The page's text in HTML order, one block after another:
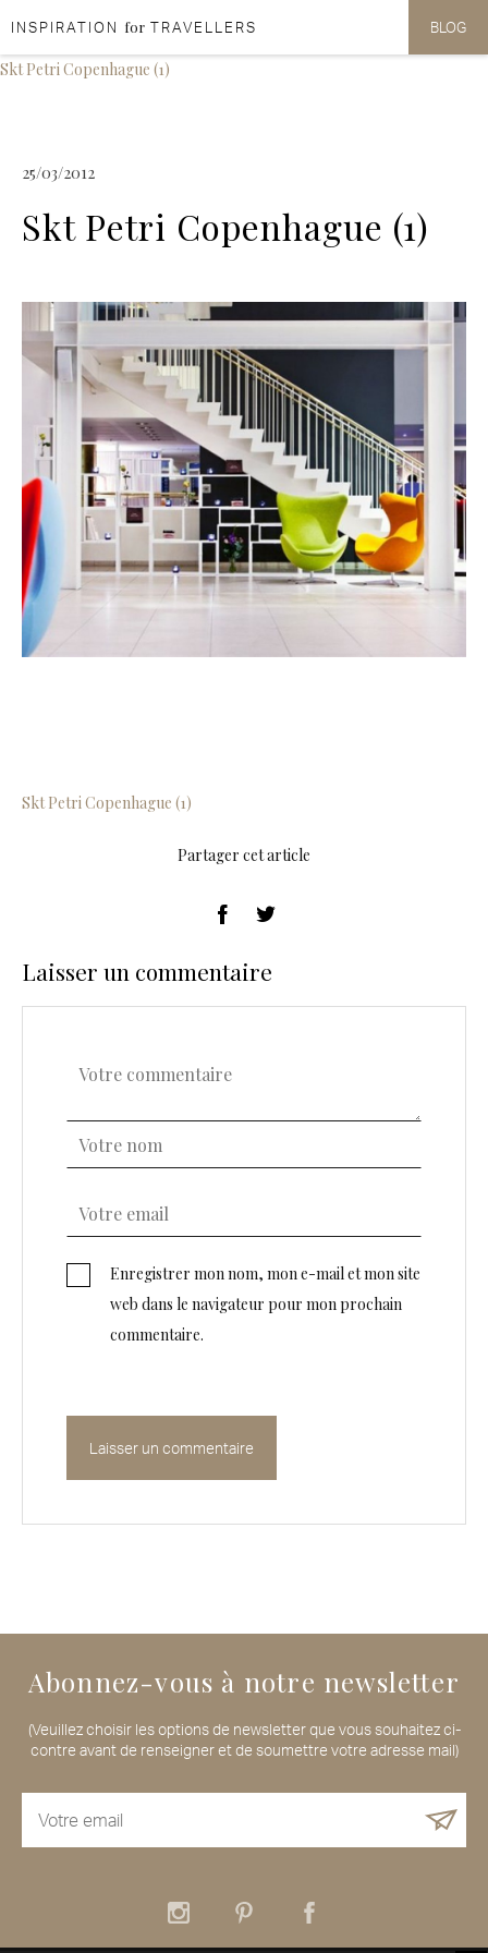
Aller au contenu
Aller au menu
INSPIRATION for TRAVELLERS BLOG
Skt Petri Copenhague (1)
25/03/2012
Skt Petri Copenhague (1)
Skt Petri Copenhague (1)
Partager cet article
Laisser un commentaire
Enregistrer mon nom, mon e-mail et mon site
web dans le navigateur pour mon prochain
commentaire.
Abonnez-vous à notre newsletter
(Veuillez choisir les options de newsletter que vous souhaitez ci-
contre avant de renseigner et de soumettre votre adresse mail)